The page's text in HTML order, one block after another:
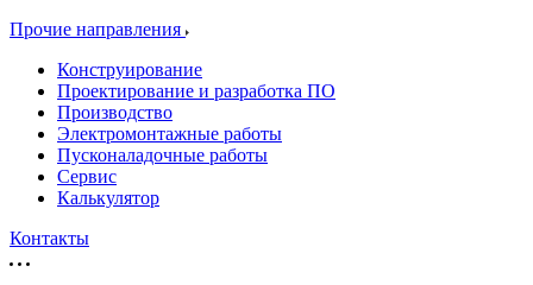
Прочие направления
Конструирование
Проектирование и разработка ПО
Производство
Электромонтажные работы
Пусконаладочные работы
Сервис
Калькулятор
Контакты